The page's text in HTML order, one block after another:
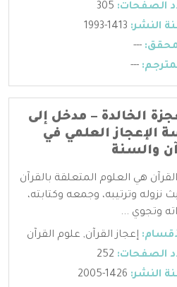
الصفحات:
النشر:
---
---
الخالدة – مدخل إلى
الإعجاز العلمي في
والسنة
هي العلوم المتعلقة بالقرآن
نزوله وترتيبه، وجمعه وكتابته،
وتجوي ...
إعجاز القرآن, علوم القرآن
الصفحات:
النشر: